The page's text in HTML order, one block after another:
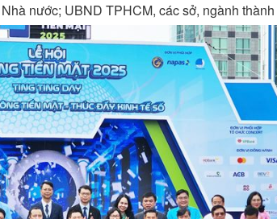
nước; UBND TPHCM, các sở, ngành